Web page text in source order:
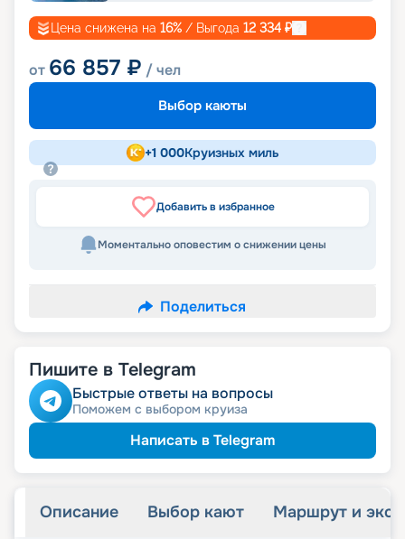
Цена снижена на 16% / Выгода 12 334 ₽
от 66 857 ₽ / чел
Выбор каюты
+1 000Круизных миль
Добавить в избранное
Моментально оповестим о снижении цены
Поделиться
Пишите в Telegram
Быстрые ответы на вопросы
Поможем с выбором круиза
Написать в Telegram
Описание Выбор кают Маршрут и